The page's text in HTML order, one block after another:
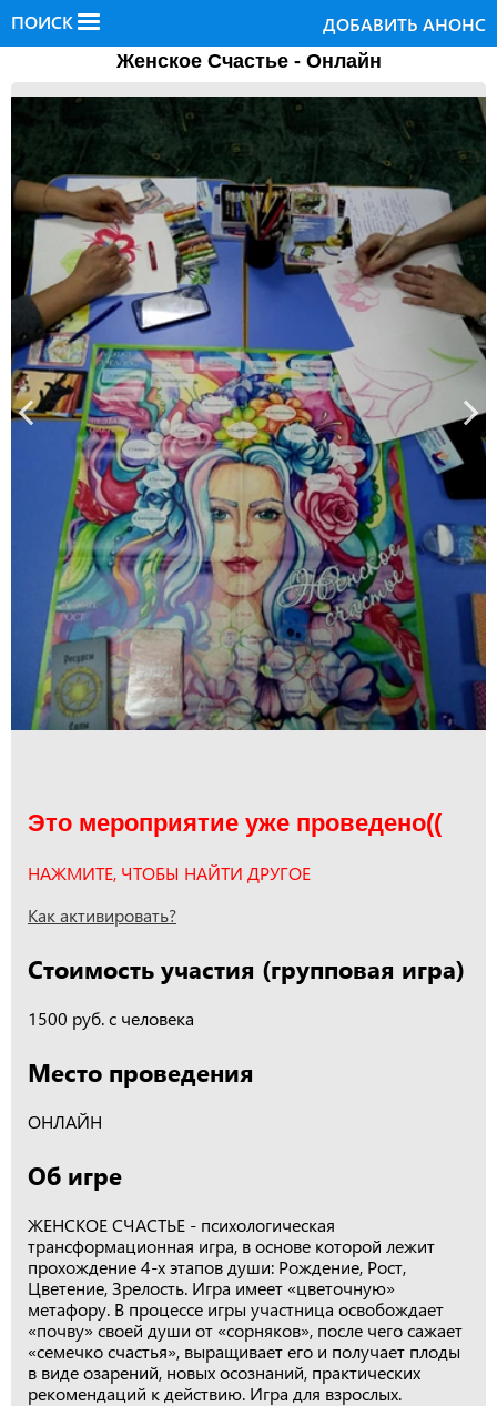
ПОИСК ДОБАВИТЬ АНОНС
Женское Счастье - Онлайн
Это мероприятие уже проведено((
НАЖМИТЕ, ЧТОБЫ НАЙТИ ДРУГОЕ
Как активировать?
Стоимость участия (групповая игра)
1500 руб. с человека
Место проведения
ОНЛАЙН
Об игре
ЖЕНСКОЕ СЧАСТЬЕ - психологическая
трансформационная игра, в основе которой лежит
прохождение 4-х этапов души: Рождение, Рост,
Цветение, Зрелость. Игра имеет «цветочную»
метафору. В процессе игры участница освобождает
«почву» своей души от «сорняков», после чего сажает
«семечко счастья», выращивает его и получает плоды
в виде озарений, новых осознаний, практических
рекомендаций к действию. Игра для взрослых.